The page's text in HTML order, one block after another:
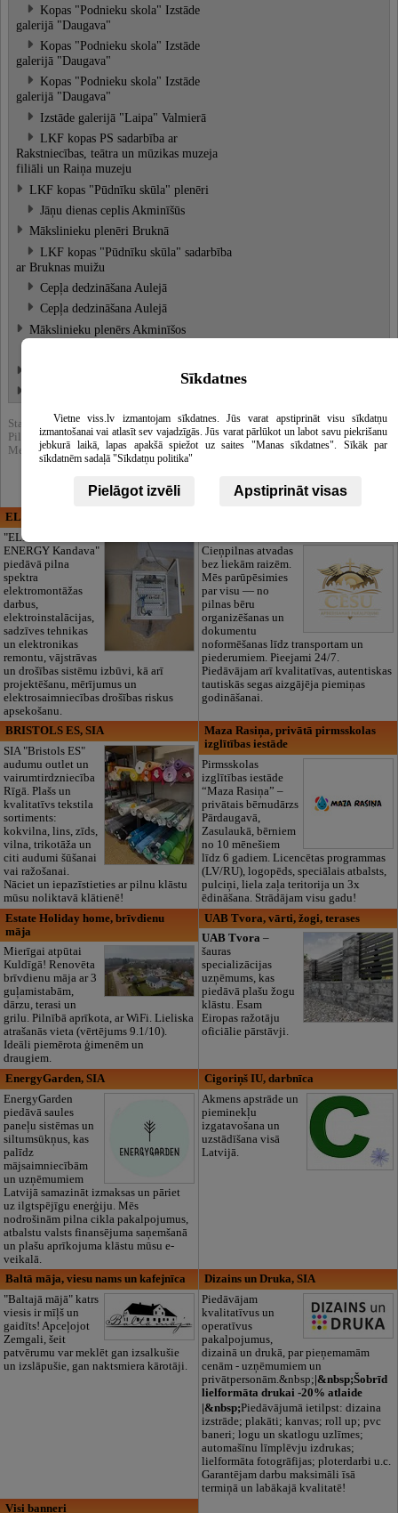
Kopas "Podnieku skola" Izstāde
galerijā "Daugava"
Kopas "Podnieku skola" Izstāde
galerijā "Daugava"
Kopas "Podnieku skola" Izstāde
galerijā "Daugava"
Izstāde galerijā "Laipa" Valmierā
LKF kopas PS sadarbība ar
Rakstniecības, teātra un mūzikas muzeja
filiāli un Raiņa muzeju
LKF kopas "Pūdnīku skūla" plenēri
Jāņu dienas ceplis Akminīšūs
Mākslinieku plenēri Bruknā
LKF kopas "Pūdnīku skūla" sadarbība
ar Bruknas muižu
Cepļa dedzināšana Aulejā
Cepļa dedzināšana Aulejā
Mākslinieku plenērs Akminīšos
Statistika:
Pilnībā apskatīts : 92487
Meklēšnas rezultātos parādīts : 415108
ELECTRIC ENERGY
"ELECTRIC
ENERGY Kandava"
piedāvā pilna
spektra
elektromontāžas
darbus,
elektroinstalācijas,
sadzīves tehnikas
un elektronikas
remontu, vājstrāvas
un drošības sistēmu izbūvi, kā arī
projektēšanu, mērījumus un
elektrosaimniecības drošības riskus
apsekošanu.
Cieņpilnas atvadas
bez liekām raizēm.
Mēs parūpēsimies
par visu — no
pilnas bēru
organizēšanas un
dokumentu
noformēšanas līdz transportam un
piederumiem. Pieejami 24/7.
Piedāvājam arī kvalitatīvas, autentiskas
tautiskās segas aizgājēja piemiņas
godināšanai.
BRISTOLS ES, SIA
SIA "Bristols ES"
audumu outlet un
vairumtirdzniecība
Rīgā. Plašs un
kvalitatīvs tekstila
sortiments:
kokvilna, lins, zīds,
vilna, trikotāža un
citi audumi šūšanai
vai ražošanai.
Nāciet un iepazīstieties ar pilnu klāstu
mūsu noliktavā klātienē!
Maza Rasiņa, privātā pirmsskolas
izglītības iestāde
Pirmsskolas
izglītības iestāde
“Maza Rasiņa” –
privātais bērnudārzs
Pārdaugavā,
Zasulaukā, bērniem
no 10 mēnešiem
līdz 6 gadiem. Licencētas programmas
(LV/RU), logopēds, speciālais atbalsts,
pulciņi, liela zaļa teritorija un 3x
ēdināšana. Strādājam visu gadu!
Estate Holiday home, brīvdienu
māja
Mierīgai atpūtai
Kuldīgā! Renovēta
brīvdienu māja ar 3
guļamistabām,
dārzu, terasi un
grilu. Pilnībā aprīkota, ar WiFi. Lieliska
atrašanās vieta (vērtējums 9.1/10).
Ideāli piemērota ģimenēm un
draugiem.
UAB Tvora, vārti, žogi, terases
UAB Tvora –
šauras
specializācijas
uzņēmums, kas
piedāvā plašu žogu
klāstu. Esam
Eiropas ražotāju
oficiālie pārstāvji.
EnergyGarden, SIA
EnergyGarden
piedāvā saules
paneļu sistēmas un
siltumsūkņus, kas
palīdz
mājsaimniecībām
un uzņēmumiem
Latvijā samazināt izmaksas un pāriet
uz ilgtspējīgu enerģiju. Mēs
nodrošinām pilna cikla pakalpojumus,
atbalstu valsts finansējuma saņemšanā
un plašu aprīkojuma klāstu mūsu e-
veikalā.
Cigoriņš IU, darbnīca
Akmens apstrāde un
pieminekļu
izgatavošana un
uzstādīšana visā
Latvijā.
Baltā māja, viesu nams un kafejnīca
"Baltajā mājā" katrs
viesis ir mīļš un
gaidīts! Apceļojot
Zemgali, šeit
patvērumu var meklēt gan izsalkušie
un izslāpušie, gan naktsmiera kārotāji.
Dizains un Druka, SIA
Piedāvājam
kvalitatīvus un
operatīvus
pakalpojumus,
dizainā un drukā, par pieņemamām
cenām - uzņēmumiem un
privātpersonām.&nbsp;|&nbsp;Šobrīd
lielformāta drukai -20% atlaide
|&nbsp;Piedāvājumā ietilpst: dizaina
izstrāde; plakāti; kanvas; roll up; pvc
baneri; logu un skatlogu uzlīmes;
automašīnu līmplēvju izdrukas;
lielformāta fotogrāfijas; ploterdarbi u.c.
Garantējam darbu maksimāli īsā
termiņā un labākajā kvalitatē!
Visi banneri
Sīkdatnes
Vietne viss.lv izmantojam sīkdatnes. Jūs varat apstiprināt visu sīkdatņu
izmantošanai vai atlasīt sev vajadzīgās. Jūs varat pārlūkot un labot savu piekrišanu
jebkurā laikā, lapas apakšā spiežot uz saites "Manas sīkdatnes". Sīkāk par
sīkdatnēm sadaļā "Sīkdatņu politika"
Pielāgot izvēli Apstiprināt visas